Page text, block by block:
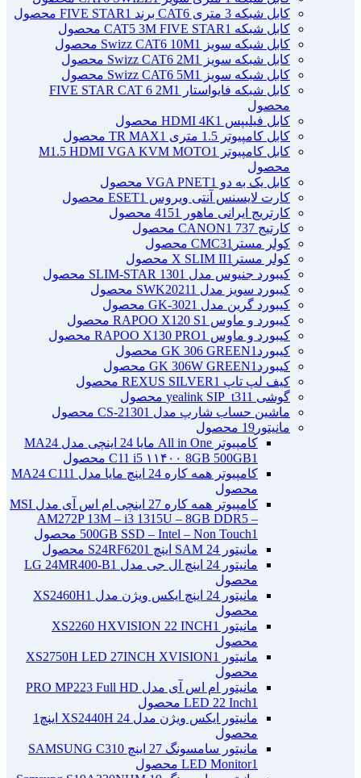
کابل شبکه 3 متری CAT6 برند FIVE STAR
1 محصول
کابل شبکه CAT5 3M FIVE STAR 1 محصول
کابل شبکه سویز Swizz CAT6 10M
1 محصول
کابل شبکه سویز Swizz CAT6 2M
1 محصول
کابل شبکه سویز Swizz CAT6 5M
1 محصول
کابل شبکه فایواستار FIVE STAR CAT 6 2M
1
محصول
کابل فیلیپس HDMI 4K 1 محصول
کابل کامپیوتر 1.5 متری TR MAX
1 محصول
کابل کامپیوتر M1.5 HDMI VGA KVM MOTO
1
محصول
کابل یک به دو VGA PNET 1 محصول
کارت لایسنس آنتی ویروس ESET 1 محصول
کارتریج ایرانی ماهور 415
1 محصول
کارتیج 737 CANON
1 محصول
کولر مسترCMC3 1 محصول
کولر مسترX SLIM II 1 محصول
کیبورد جنیوس مدل SLIM-STAR 130 1 محصول
کیبورد سویز مدل SWK2021 1 محصول
کیبورد گرین مدل GK-302 1 محصول
کیبورد و ماوس RAPOO X120 S 1 محصول
کیبورد و ماوس RAPOO X130 PRO 1 محصول
کیبوردGK 306 GREEN 1 محصول
کیبوردGK 306W GREEN 1 محصول
کیف لپ تاپ REXUS SILVER 1 محصول
گوشی yealink SIP_t31 1 محصول
ماشین حساب شارپ مدل CS-2130 1 محصول
مانیتور 19 محصول
کامپیوتر All in One مایا 24 اینچی مدل MA24
C11 i5 ۱۱۴۰۰ 8GB 500GB1 محصول
کامپیوتر همه کاره 24 اینچ مایا مدل MA24 C11
1
محصول
کامپیوتر همه کاره 27 اینچی ام اس آی مدل MSI
AM272P 13M – i3 1315U – 8GB DDR5 –
500GB SSD – Intel – Non Touch1 محصول
مانیتور 24 SAM اینچ S24RF620
1 محصول
مانیتور 24 اینچ ال جی مدل LG 24MR400-B
1
محصول
مانیتور 24 اینچ ایکس ویژن مدل XS2460H
1
محصول
مانیتور XS2260 HXVISION 22 INCH
1
محصول
مانیتور XS2750H LED 27INCH XVISION
1
محصول
مانیتور ام اس آی مدل PRO MP223 Full HD
LED 22 Inch1 محصول
مانیتور ایکس ویژن مدل XS2440H 24 اینچ
1
محصول
مانیتور سامسونگ 27 اینچ SAMSUNG C310
LED Monitor1 محصول